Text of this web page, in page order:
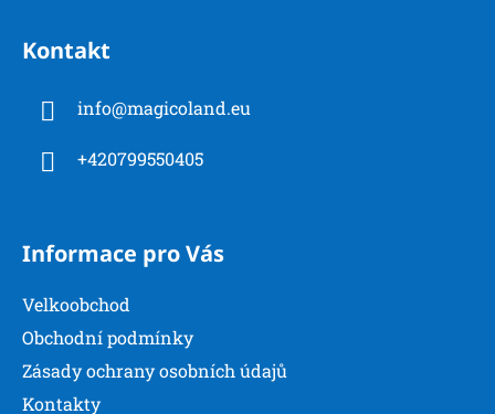
Kontakt
info@magicoland.eu
+420799550405
Informace pro Vás
Velkoobchod
Obchodní podmínky
Zásady ochrany osobních údajů
Kontakty